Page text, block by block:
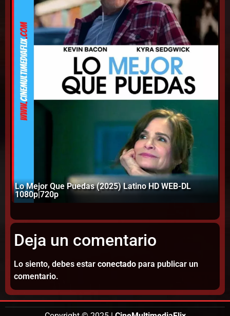
Lo Mejor Que Puedas (2025) Latino HD WEB-DL
1080p|720p
Deja un comentario
Lo siento, debes estar conectado para publicar un
comentario.